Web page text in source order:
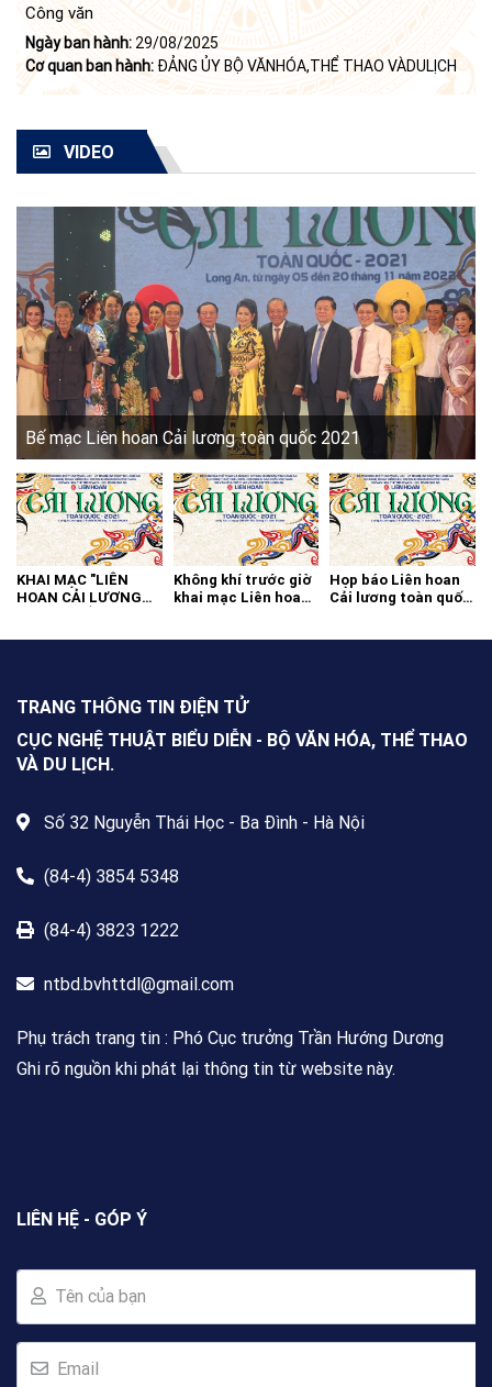
Công văn
Ngày ban hành: 29/08/2025
Cơ quan ban hành: ĐẢNG ỦY BỘ VĂNHÓA,THỂ THAO VÀDULỊCH
VIDEO
Bế mạc Liên hoan Cải lương toàn quốc 2021
KHAI MẠC "LIÊN
HOAN CẢI LƯƠNG
Không khí trước giờ
khai mạc Liên hoan
Họp báo Liên hoan
Cải lương toàn quốc
TRANG THÔNG TIN ĐIỆN TỬ
CỤC NGHỆ THUẬT BIỂU DIỄN - BỘ VĂN HÓA, THỂ THAO
VÀ DU LỊCH.
Số 32 Nguyễn Thái Học - Ba Đình - Hà Nội
(84-4) 3854 5348
(84-4) 3823 1222
ntbd.bvhttdl@gmail.com
Phụ trách trang tin : Phó Cục trưởng Trần Hướng Dương
Ghi rõ nguồn khi phát lại thông tin từ website này.
LIÊN HỆ - GÓP Ý
Tên của bạn
Email